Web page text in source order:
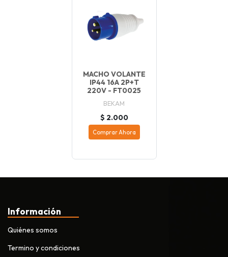
MACHO VOLANTE
IP44 16A 2P+T
220V - FT0025
BEKAM
$ 2.000
Comprar Ahora
Información
Quiénes somos
Termino y condiciones